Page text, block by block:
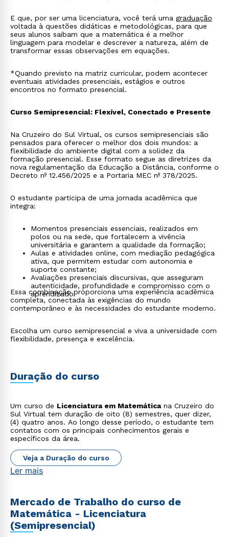
E que, por ser uma licenciatura, você terá uma graduação
voltada à questões didáticas e metodológicas, para que
seus alunos saibam que a matemática é a melhor
linguagem para modelar e descrever a natureza, além de
transformar essas observações em equações.
*Quando previsto na matriz curricular, podem acontecer
eventuais atividades presenciais, estágios e outros
encontros no formato presencial.
Curso Semipresencial: Flexível, Conectado e Presente
Na Cruzeiro do Sul Virtual, os cursos semipresenciais são
pensados para oferecer o melhor dos dois mundos: a
flexibilidade do ambiente digital com a solidez da
formação presencial. Esse formato segue as diretrizes da
nova regulamentação da Educação a Distância, conforme o
Decreto nº 12.456/2025 e a Portaria MEC nº 378/2025.
O estudante participa de uma jornada acadêmica que
integra:
Momentos presenciais essenciais, realizados em
polos ou na sede, que fortalecem a vivência
universitária e garantem a qualidade da formação;
Aulas e atividades online, com mediação pedagógica
ativa, que permitem estudar com autonomia e
suporte constante;
Avaliações presenciais discursivas, que asseguram
autenticidade, profundidade e compromisso com o
aprendizado.
Essa combinação proporciona uma experiência acadêmica
completa, conectada às exigências do mundo
contemporâneo e às necessidades do estudante moderno.
Escolha um curso semipresencial e viva a universidade com
flexibilidade, presença e excelência.
Duração do curso
Um curso de Licenciatura em Matemáticana Cruzeiro do
Sul Virtual tem duração de oito (8) semestres, quer dizer,
(4) quatro anos. Ao longo desse período, o estudante tem
contatos com os principais conhecimentos gerais e
específicos da área.
Veja a Duração do curso
Ler mais
Mercado de Trabalho do curso de
Matemática - Licenciatura
(Semipresencial)